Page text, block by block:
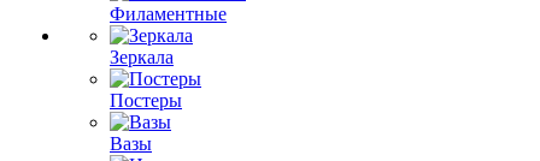
Филаментные
Зеркала
Постеры
Вазы